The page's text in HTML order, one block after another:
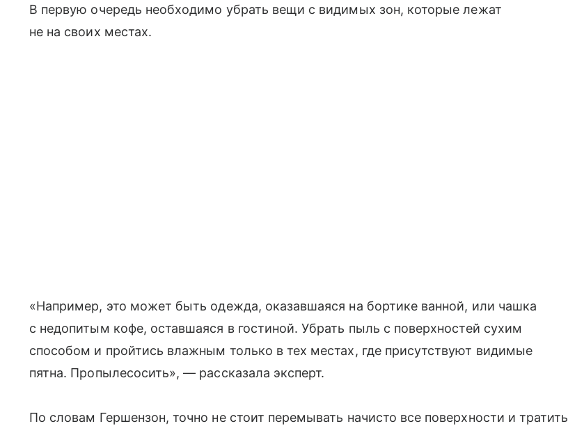
В первую очередь необходимо убрать вещи с видимых зон, которые лежат
не на своих местах.
«Например, это может быть одежда, оказавшаяся на бортике ванной, или чашка
с недопитым кофе, оставшаяся в гостиной. Убрать пыль с поверхностей сухим
способом и пройтись влажным только в тех местах, где присутствуют видимые
пятна. Пропылесосить», — рассказала эксперт.
По словам Гершензон, точно не стоит перемывать начисто все поверхности и тратить